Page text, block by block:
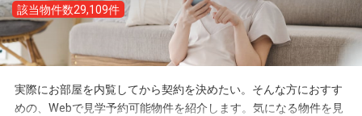
該当物件数29,109件
実際にお部屋を内覧してから契約を決めたい。そんな方におすす
めの、Webで見学予約可能物件を紹介します。気になる物件を見